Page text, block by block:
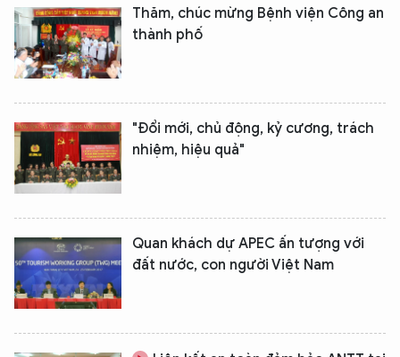
Thăm, chúc mừng Bệnh viện Công an
thành phố
"Đổi mới, chủ động, kỷ cương, trách
nhiệm, hiệu quả"
Quan khách dự APEC ấn tượng với
đất nước, con người Việt Nam